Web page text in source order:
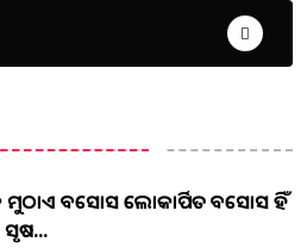
ମୁଠାଏ ଅବସୋସ ଲୋକାର୍ପିତ ଅବସୋସ ହିଁ